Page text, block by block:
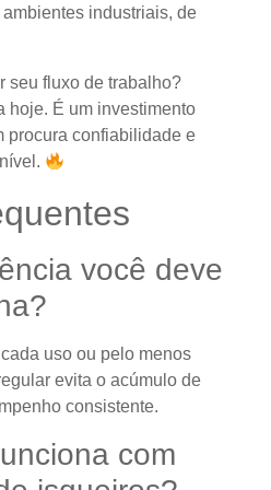
industriais, de
seu fluxo de trabalho?
hoje. É um investimento
procura confiabilidade e
você deve
uso ou pelo menos
evita o acúmulo de
consistente.
com